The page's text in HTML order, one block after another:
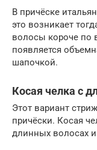
В причёске
это возникает
волосы короче по
появляется
шапочкой.
Косая челка с
Этот вариант
причёски. Косая
длинных волосах